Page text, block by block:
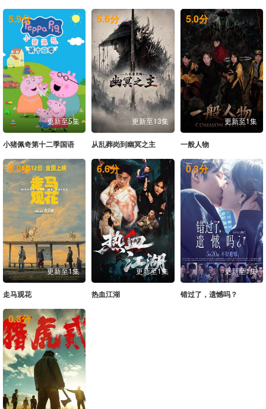
5.9分
更新至5集
小猪佩奇第十二季国语
5.6分
更新至13集
从乱葬岗到幽冥之主
5.0分
更新至1集
一般人物
6.8分
更新至1集
走马观花
6.6分
更新至1集
热血江湖
0.3分
更新至1集
错过了，遗憾吗？
0.3分